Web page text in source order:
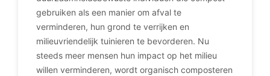
gebruiken als een manier om afval te
verminderen, hun grond te verrijken en
milieuvriendelijk tuinieren te bevorderen. Nu
steeds meer mensen hun impact op het milieu
willen verminderen, wordt organisch composteren